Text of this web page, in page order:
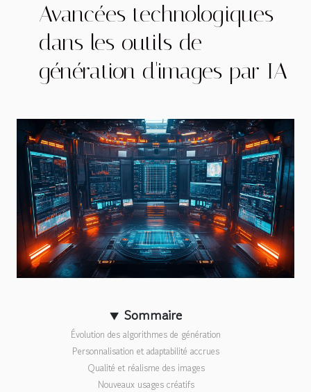
Avancées technologiques
dans les outils de
génération d'images par IA
Sommaire
Évolution des algorithmes de génération
Personnalisation et adaptabilité accrues
Qualité et réalisme des images
Nouveaux usages créatifs